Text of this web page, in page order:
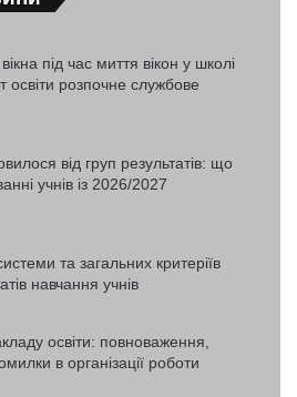
під час миття вікон у школі
розпочне службове
від груп результатів: що
учнів із 2026/2027
та загальних критеріїв
навчання учнів
освіти: повноваження,
в організації роботи